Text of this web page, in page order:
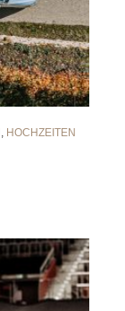
, HOCHZEITEN